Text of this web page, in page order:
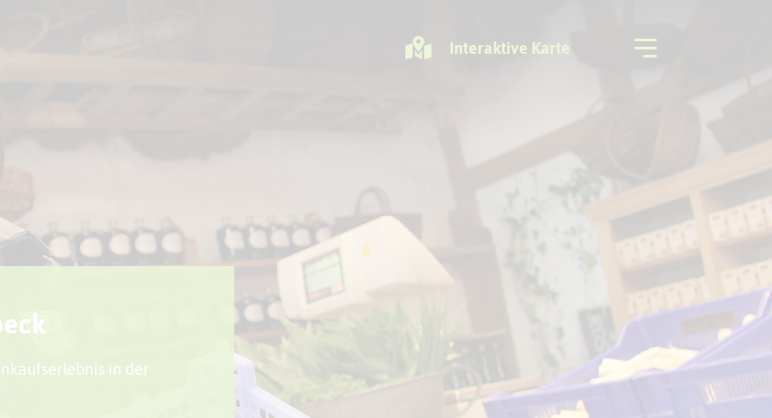
Interaktive Karte
in der